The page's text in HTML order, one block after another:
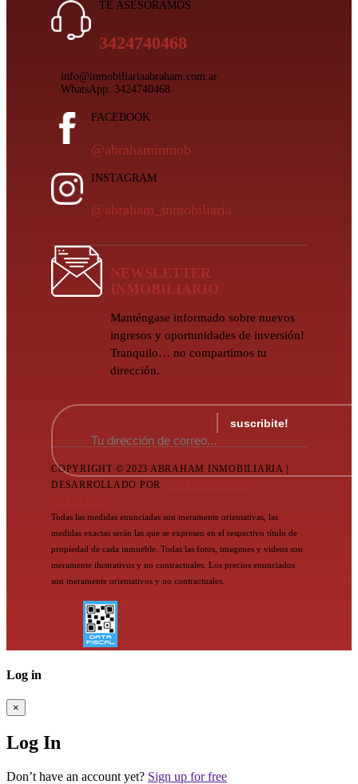
TE ASESORAMOS
3424740468
info@inmobiliariaabraham.com.ar
WhatsApp: 3424740468
FACEBOOK
@abrahaminmob
INSTAGRAM
@abraham_inmobiliaria
NEWSLETTER
INMOBILIARIO
Manténgase informado sobre nuevos
ingresos y oportunidades de inversión!
Tranquilo… no compartimos tu
dirección.
COPYRIGHT © 2023 ABRAHAM INMOBILIARIA |
DESARROLLADO POR
Todas las medidas enunciadas son meramente orientativas, las
medidas exactas serán las que se expresen en el respectivo título de
propiedad de cada inmueble. Todas las fotos, imagenes y videos son
meramente ilustrativos y no contractuales. Los precios enunciados
son meramente orientativos y no contractuales.
Log in
×
Log In
Don’t have an account yet? Sign up for free